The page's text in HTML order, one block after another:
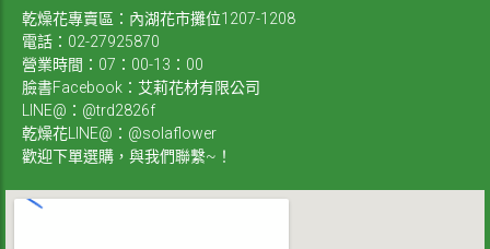
乾燥花專賣區：內湖花市攤位1207-1208
電話：02-27925870
營業時間：07：00-13：00
臉書Facebook：艾莉花材有限公司
LINE@：@trd2826f
乾燥花LINE@：@solaflower
歡迎下單選購，與我們聯繫~！